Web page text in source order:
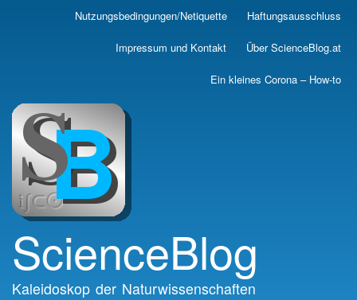
Skip
main
Nutzungsbedingungen/Netiquette Haftungsausschluss
Impressum und Kontakt Über ScienceBlog.at
Ein kleines Corona – How-to
ScienceBlog
Kaleidoskop der Naturwissenschaften